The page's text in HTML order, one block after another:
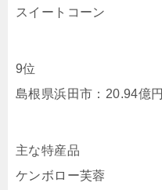
スイートコーン
9位
島根県浜田市：20.94億円
主な特産品
ケンボロー芙蓉